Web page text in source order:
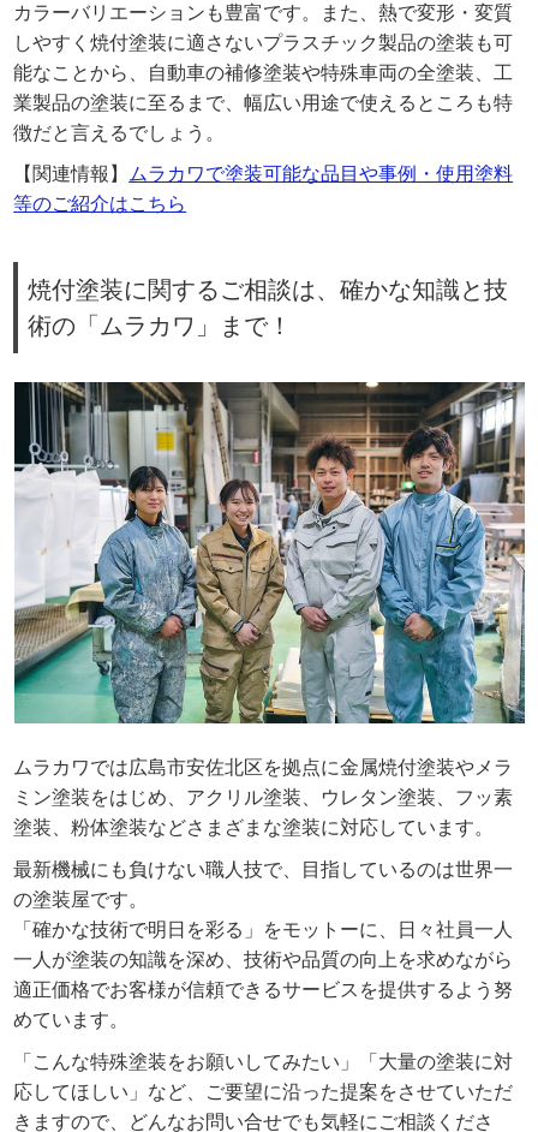
カラーバリエーションも豊富です。また、熱で変形・変質
しやすく焼付塗装に適さないプラスチック製品の塗装も可
能なことから、自動車の補修塗装や特殊車両の全塗装、工
業製品の塗装に至るまで、幅広い用途で使えるところも特
徴だと言えるでしょう。
【関連情報】 ムラカワで塗装可能な品目や事例・使用塗料
等のご紹介はこちら
焼付塗装に関するご相談は、確かな知識と技
術の「ムラカワ」まで！
ムラカワでは広島市安佐北区を拠点に金属焼付塗装やメラ
ミン塗装をはじめ、アクリル塗装、ウレタン塗装、フッ素
塗装、粉体塗装などさまざまな塗装に対応しています。
最新機械にも負けない職人技で、目指しているのは世界一
の塗装屋です。
「確かな技術で明日を彩る」をモットーに、日々社員一人
一人が塗装の知識を深め、技術や品質の向上を求めながら
適正価格でお客様が信頼できるサービスを提供するよう努
めています。
「こんな特殊塗装をお願いしてみたい」「大量の塗装に対
応してほしい」など、ご要望に沿った提案をさせていただ
きますので、どんなお問い合せでも気軽にご相談くださ